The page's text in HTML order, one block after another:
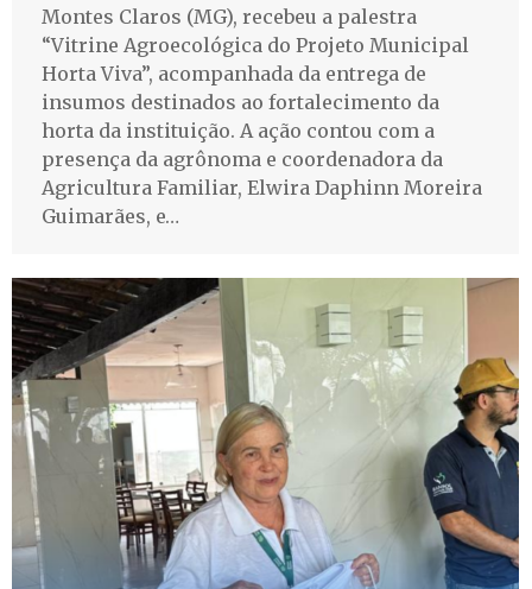
Montes Claros (MG), recebeu a palestra
“Vitrine Agroecológica do Projeto Municipal
Horta Viva”, acompanhada da entrega de
insumos destinados ao fortalecimento da
horta da instituição. A ação contou com a
presença da agrônoma e coordenadora da
Agricultura Familiar, Elwira Daphinn Moreira
Guimarães, e…